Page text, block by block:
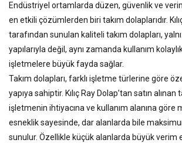
Endüstriyel ortamlarda düzen, güvenlik ve
en etkili çözümlerden biri takım dolaplarıdır.
tarafından sunulan kaliteli takım dolapları,
yapılarıyla değil, aynı zamanda kullanım
işletmelere büyük fayda sağlar.
Takım dolapları, farklı işletme türlerine göre
yapıya sahiptir. Kılıç Ray Dolap’tan satın alınan
işletmenin ihtiyacına ve kullanım alanına göre
esneklik sayesinde, dar alanlarda bile
sunulur. Özellikle küçük alanlarda büyük verim